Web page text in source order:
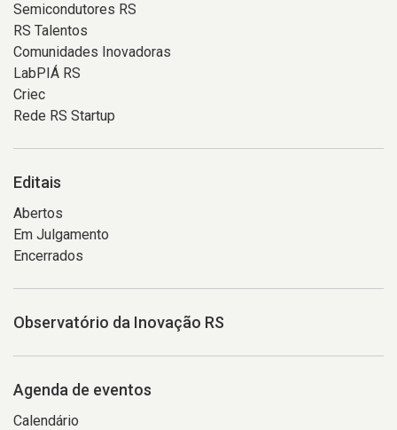
Semicondutores RS
RS Talentos
Comunidades Inovadoras
LabPIÁ RS
Criec
Rede RS Startup
Editais
Abertos
Em Julgamento
Encerrados
Observatório da Inovação RS
Agenda de eventos
Calendário